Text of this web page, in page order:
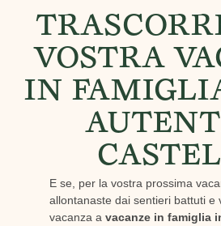
VOSTRA
IN
E se, per la vostra prossima
allontanaste dai sentieri battuti e
vacanza a vacanze in famiglia